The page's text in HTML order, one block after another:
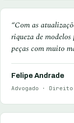
“Com as
riqueza de
peças com muito
Felipe Andrade
Advogado ·